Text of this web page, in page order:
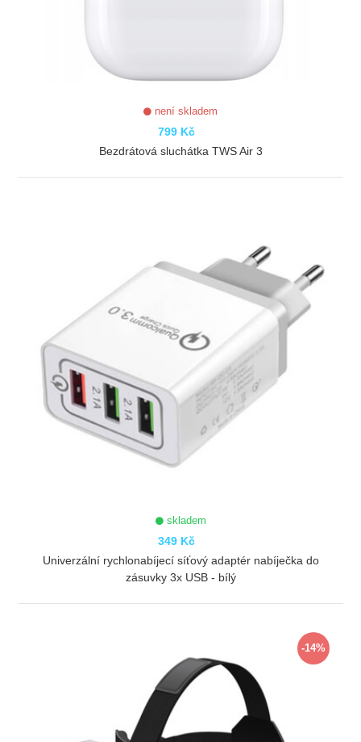
není skladem
799 Kč
Bezdrátová sluchátka TWS Air 3
skladem
349 Kč
Univerzální rychlonabíjecí síťový adaptér nabíječka do
zásuvky 3x USB - bílý
-14%